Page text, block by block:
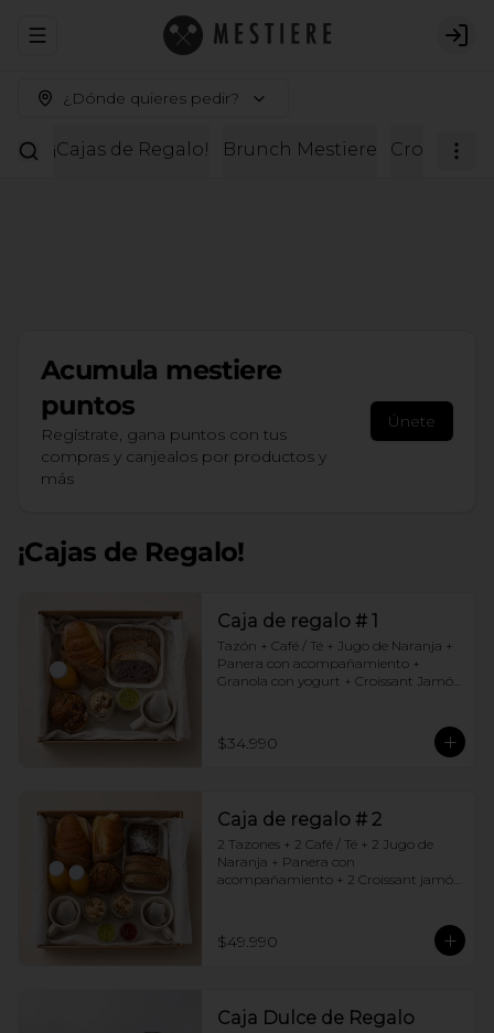
Abrir menu de navegación
¿Dónde quieres pedir?
¡Cajas de Regalo! Brunch Mestiere
Acumula mestiere
puntos
Regístrate, gana puntos con tus
compras y canjealos por productos y
más
Únete
¡Cajas de Regalo!
Caja de regalo # 1
Tazón + Café / Té + Jugo de Naranja +
Panera con acompañamiento +
Granola con yogurt + Croissant Jamón
$34.990
Caja de regalo # 2
2 Tazones + 2 Café / Té + 2 Jugo de
Naranja + Panera con
acompañamiento + 2 Croissant jamón
$49.990
Caja Dulce de Regalo